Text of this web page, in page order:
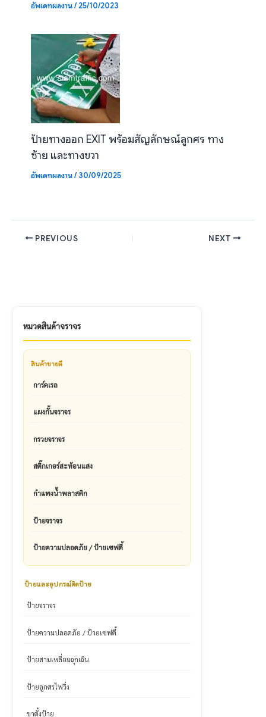
หมวดสินค้าจราจร
สินค้าขายดี
การ์ดเรล
แผงกั้นจราจร
กรวยจราจร
สติ๊กเกอร์สะท้อนแสง
กำแพงน้ำพลาสติก
ป้ายจราจร
ป้ายความปลอดภัย / ป้ายเซฟตี้
ป้ายและอุปกรณ์ติดป้าย
ป้ายจราจร
ป้ายความปลอดภัย / ป้ายเซฟตี้
ป้ายสามเหลี่ยมฉุกเฉิน
ป้ายลูกศรไฟวิ่ง
ขาตั้งป้าย
อัพเดทผลงาน/25/10/2023
ป้ายทางออก EXIT พร้อมสัญลักษณ์ลูกศร ทาง
ซ้าย และทางขวา
อัพเดทผลงาน/30/09/2025
PREVIOUS NEXT